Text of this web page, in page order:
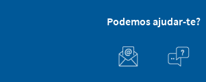
Podemos ajudar-te?